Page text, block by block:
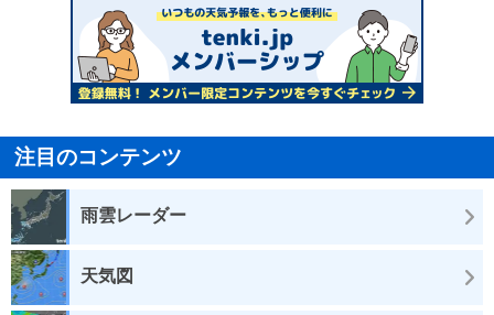
注目のコンテンツ
雨雲レーダー
天気図